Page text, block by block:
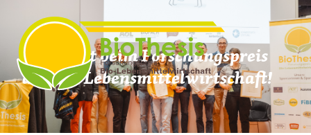
Inhalt
springenMach mit beim Forschungspreis
der Bio-Lebensmittelwirtschaft!